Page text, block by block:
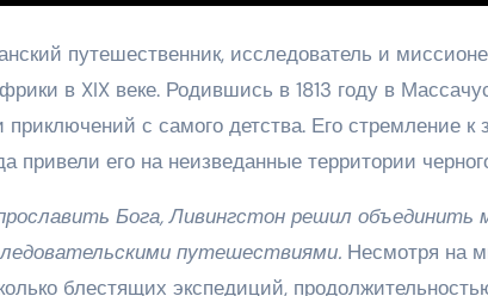
путешественник, исследователь и
в XIX веке. Родившись в 1813 году в
с самого детства. Его стремление к
привели его на неизведанные территории
Бога, Ливингстон решил объединить
путешествиями. Несмотря на
блестящих экспедиций,